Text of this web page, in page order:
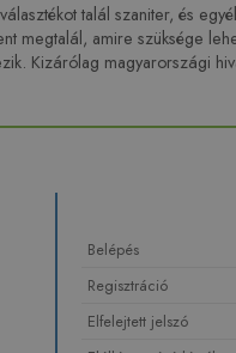
talál szaniter, és
megtalál, amire szüksége
Kizárólag magyarországi
Belépés
Regisztráció
Elfelejtett jelszó